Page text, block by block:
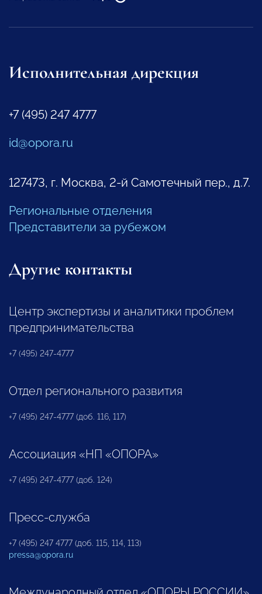
Исполнительная дирекция
+7 (495) 247 4777
id@opora.ru
127473, г. Москва, 2-й Самотечный пер., д.7.
Региональные отделения
Представители за рубежом
Другие контакты
Центр экспертизы и аналитики проблем
предпринимательства
+7 (495) 247-4777
Отдел регионального развития
+7 (495) 247-4777 (доб. 116, 117)
Ассоциация «НП «ОПОРА»
+7 (495) 247-4777 (доб. 124)
Пресс-служба
+7 (495) 247 4777 (доб. 115, 114, 113)
pressa@opora.ru